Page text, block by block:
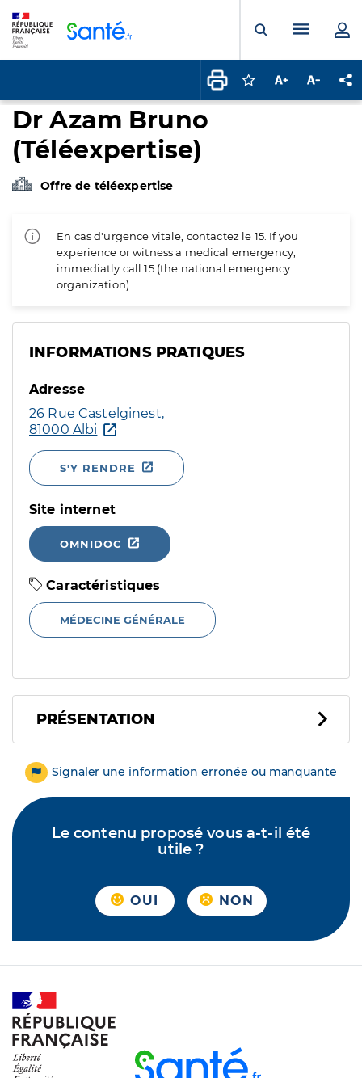
Ouvrir laMenu
Connectez-vous
Augmenter la
Dr Azam Bruno
(Téléexpertise)
Offre de téléexpertise
En cas d'urgence vitale, contactez le 15. If you
experience or witness a medical emergency,
immediatly call 15 (the national emergency
organization).
INFORMATIONS PRATIQUES
Adresse
26 Rue Castelginest,
81000 Albi
S'Y RENDRE
Site internet
OMNIDOC
Caractéristiques
MÉDECINE GÉNÉRALE
PRÉSENTATION
Signaler une information erronée ou manquante
Le contenu proposé vous a-t-il été
utile ?
OUI NON